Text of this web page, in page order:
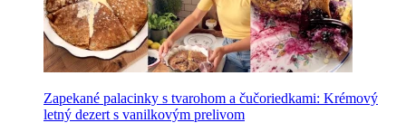
Zapekané palacinky s tvarohom a čučoriedkami: Krémový
letný dezert s vanilkovým prelivom